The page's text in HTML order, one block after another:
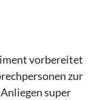
vorbereitet
zur
super